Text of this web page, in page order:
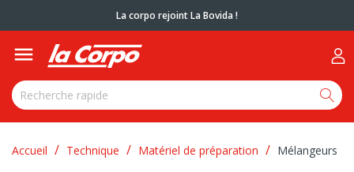
La corpo rejoint La Bovida !

Accueil Technique Matériel de préparation Mélangeurs